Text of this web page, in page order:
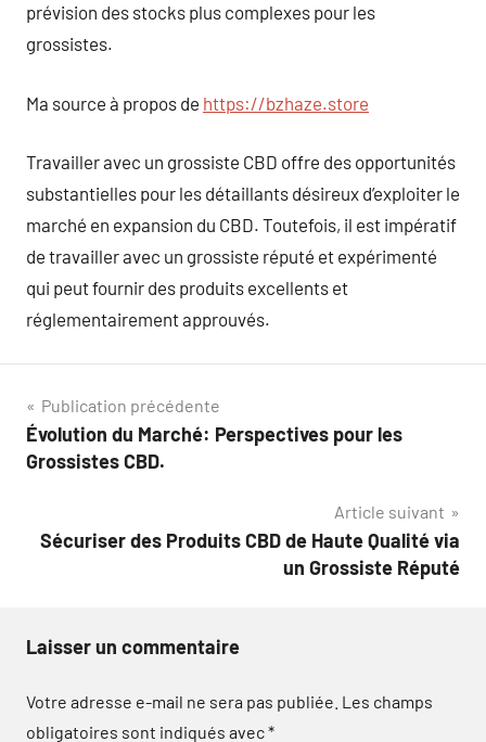
prévision des stocks plus complexes pour les
grossistes.
Ma source à propos de https://bzhaze.store
Travailler avec un grossiste CBD offre des opportunités
substantielles pour les détaillants désireux d’exploiter le
marché en expansion du CBD. Toutefois, il est impératif
de travailler avec un grossiste réputé et expérimenté
qui peut fournir des produits excellents et
réglementairement approuvés.
Navigation
de
Publication précédente
Évolution du Marché: Perspectives pour les
Grossistes CBD.
Article suivant
Sécuriser des Produits CBD de Haute Qualité via
un Grossiste Réputé
Laisser un commentaire
Votre adresse e-mail ne sera pas publiée. Les champs
obligatoires sont indiqués avec*